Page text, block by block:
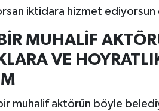
iktidara hizmet
MUHALİF
VE
muhalif aktörün böyle